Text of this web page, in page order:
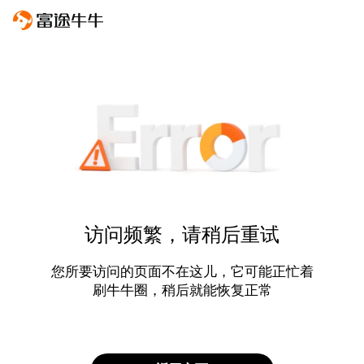
访问频繁，请稍后重试
您所要访问的页面不在这儿，它可能正忙着
刷牛牛圈，稍后就能恢复正常